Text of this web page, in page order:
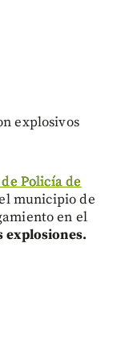
explosivos
Policía de
municipio de
en el
explosiones.